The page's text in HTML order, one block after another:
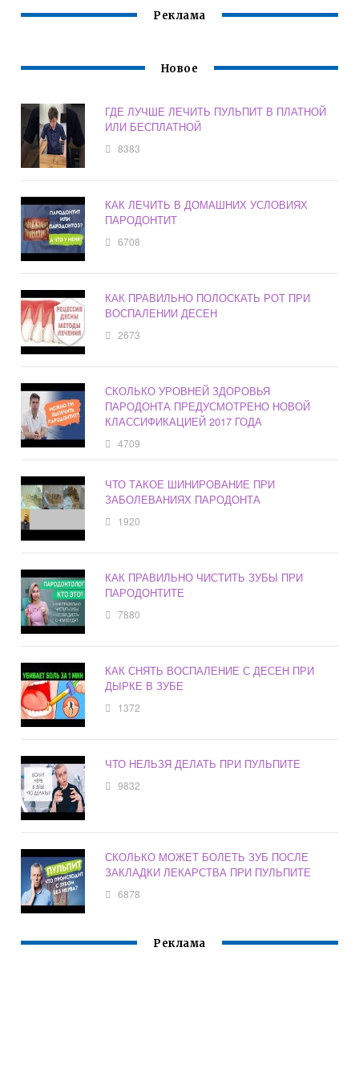
Реклама
Новое
ГДЕ ЛУЧШЕ ЛЕЧИТЬ ПУЛЬПИТ В ПЛАТНОЙ
ИЛИ БЕСПЛАТНОЙ
8383
КАК ЛЕЧИТЬ В ДОМАШНИХ УСЛОВИЯХ
ПАРОДОНТИТ
6708
КАК ПРАВИЛЬНО ПОЛОСКАТЬ РОТ ПРИ
ВОСПАЛЕНИИ ДЕСЕН
2673
СКОЛЬКО УРОВНЕЙ ЗДОРОВЬЯ
ПАРОДОНТА ПРЕДУСМОТРЕНО НОВОЙ
КЛАССИФИКАЦИЕЙ 2017 ГОДА
4709
ЧТО ТАКОЕ ШИНИРОВАНИЕ ПРИ
ЗАБОЛЕВАНИЯХ ПАРОДОНТА
1920
КАК ПРАВИЛЬНО ЧИСТИТЬ ЗУБЫ ПРИ
ПАРОДОНТИТЕ
7880
КАК СНЯТЬ ВОСПАЛЕНИЕ С ДЕСЕН ПРИ
ДЫРКЕ В ЗУБЕ
1372
ЧТО НЕЛЬЗЯ ДЕЛАТЬ ПРИ ПУЛЬПИТЕ
9832
СКОЛЬКО МОЖЕТ БОЛЕТЬ ЗУБ ПОСЛЕ
ЗАКЛАДКИ ЛЕКАРСТВА ПРИ ПУЛЬПИТЕ
6878
Реклама